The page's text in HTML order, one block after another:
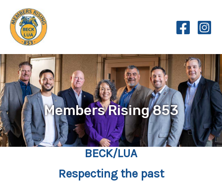
content
Members Rising 853
BECK/LUA
Respecting the past